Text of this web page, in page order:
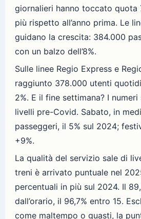
giornalieri hanno toccato quota
più rispetto all’anno prima. Le
guidano la crescita: 384.000
con un balzo dell’8%.
Sulle linee Regio Express e
raggiunto 378.000 utenti
2%. E il fine settimana? I
livelli pre-Covid. Sabato, in
passeggeri, il 5% sul 2024;
+9%.
La qualità del servizio sale di
treni è arrivato puntuale nel
percentuali in più sul 2024. Il
dall’orario, il 96,7% entro 15.
come maltempo o guasti, la